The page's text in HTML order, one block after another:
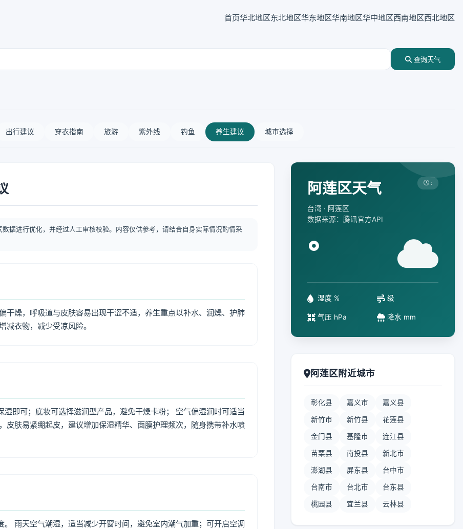
首页华北地区东北地区华东地区华南地区华中地区西南地区西北地区
查询天气
出行建议 穿衣指南 旅游 紫外线 钓鱼 养生建议 城市选择
据进行优化，并经过人工审核校验。内容仅供参考，请结合自身实际情况酌情采
燥，呼吸道与皮肤容易出现干涩不适，养生重点以补水、润燥、护肺
减衣物，减少受凉风险。
即可；底妆可选择滋润型产品，避免干燥卡粉； 空气偏湿润时可适当
皮肤易紧绷起皮，建议增加保湿精华、面膜护理频次，随身携带补水喷
雨天空气潮湿，适当减少开窗时间，避免室内潮气加重；可开启空调
阿莲区天气
台湾 · 阿莲区
数据来源：腾讯官方API
:
°
湿度 % 级
气压 hPa 降水 mm
阿莲区附近城市
彰化县 嘉义市 嘉义县
新竹市 新竹县 花莲县
金门县 基隆市 连江县
苗栗县 南投县 新北市
澎湖县 屏东县 台中市
台南市 台北市 台东县
桃园县 宜兰县 云林县